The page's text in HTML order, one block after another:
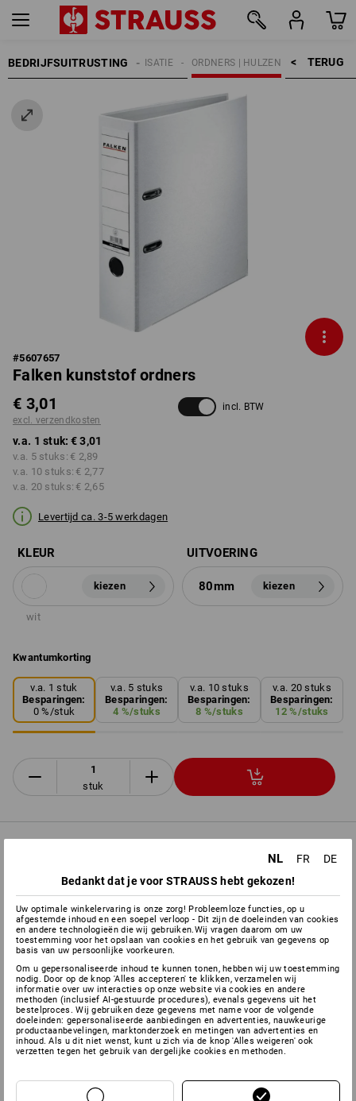
BEDRIJFSUITRUSTING TERUG    >
ORDNERS | HULZEN
ORGANISATIE
#5607657
Falken kunststof ordners
€ 3,01
excl. verzendkosten
incl. BTW
v.a. 1 stuk: € 3,01
v.a. 5 stuks: € 2,89
v.a. 10 stuks: € 2,77
v.a. 20 stuks: € 2,65
Levertijd ca. 3-5 werkdagen
KLEUR
kiezen
wit
UITVOERING
80mm kiezen
Kwantumkorting
v.a. 1 stuk
Besparingen:
0 %/stuk
v.a. 5 stuks
Besparingen:
4 %/stuks
v.a. 10 stuks
Besparingen:
8 %/stuks
v.a. 20 stuks
Besparingen:
12 %/stuks
stuk
BESCHRIJVING
DIN A4-ordner
extreem duurzaam door goed in de hand liggend generfd
polypropyleen-folie
makkelijk afwisbaar, ideaal voor werkplaatsen en industriële
bedrijven
met etiketvenster
kwaliteits-hefboommechanisme met functioneringsgarantie
vingergreep en openingen voor de beugelsluiting
beschermrand
Rugbreedte: 80 mm
NL FR
DE
Bedankt dat je voor STRAUSS hebt gekozen!
Uw optimale winkelervaring is onze zorg! Probleemloze functies, op u
afgestemde inhoud en een soepel verloop - Dit zijn de doeleinden van cookies
en andere technologieën die wij gebruiken.Wij vragen daarom om uw
toestemming voor het opslaan van cookies en het gebruik van gegevens op
basis van uw persoonlijke voorkeuren.
Om u gepersonaliseerde inhoud te kunnen tonen, hebben wij uw toestemming
nodig. Door op de knop 'Alles accepteren' te klikken, verzamelen wij
informatie over uw interacties op onze website via cookies en andere
methoden (inclusief AI-gestuurde procedures), evenals gegevens uit het
bestelproces. Wij gebruiken deze gegevens met name voor de volgende
doeleinden: gepersonaliseerde aanbiedingen en advertenties, nauwkeurige
productaanbevelingen, marktonderzoek en metingen van advertenties en
inhoud. Als u dit niet wenst, kunt u zich via de knop 'Alles weigeren' ook
verzetten tegen het gebruik van dergelijke cookies en methoden.